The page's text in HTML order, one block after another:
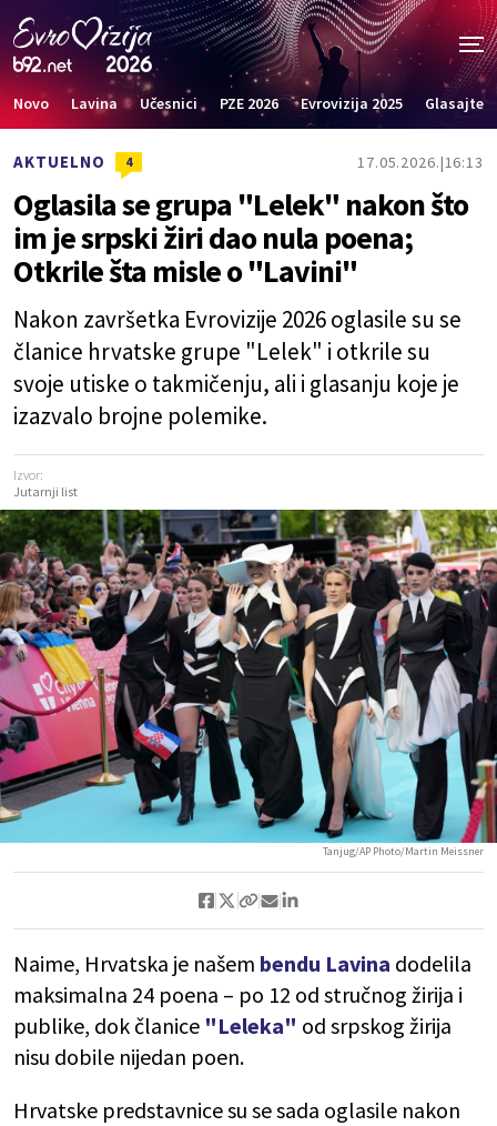
Novo Lavina Učesnici PZE 2026 Evrovizija 2025 Glasajte
AKTUELNO 4 17.05.2026. 16:13
Oglasila se grupa "Lelek" nakon što
im je srpski žiri dao nula poena;
Otkrile šta misle o "Lavini"
Nakon završetka Evrovizije 2026 oglasile su se
članice hrvatske grupe "Lelek" i otkrile su
svoje utiske o takmičenju, ali i glasanju koje je
izazvalo brojne polemike.
Izvor:
Jutarnji list
Tanjug/AP Photo/Martin Meissner
Naime, Hrvatska je našem bendu Lavina dodelila
maksimalna 24 poena – po 12 od stručnog žirija i
publike, dok članice "Leleka" od srpskog žirija
nisu dobile nijedan poen.
Hrvatske predstavnice su se sada oglasile nakon